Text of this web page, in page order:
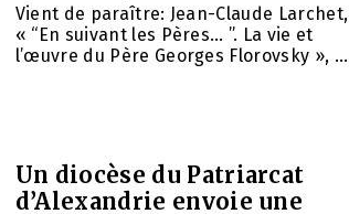
Vient de paraître: Jean-Claude Larchet,
« “En suivant les Pères… ”. La vie et
l’œuvre du Père Georges Florovsky », ...
Un diocèse du Patriarcat
d’Alexandrie envoie une